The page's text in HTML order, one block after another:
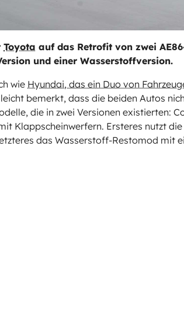
Toyota auf das Retrofit von zwei
und einer Wasserstoffversion.
wie Hyundai, das ein Duo von
bemerkt, dass die beiden Autos
die in zwei Versionen existierten:
Klappscheinwerfern. Ersteres nutzt
das Wasserstoff-Restomod mit